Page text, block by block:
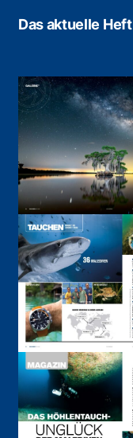
Das aktuelle Heft